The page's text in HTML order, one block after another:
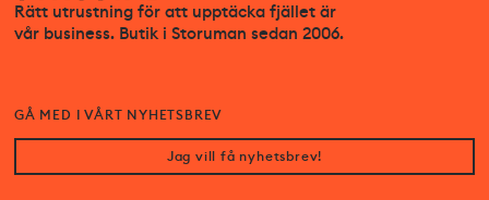
Rätt utrustning för att upptäcka fjället är
vår business. Butik i Storuman sedan 2006.
GÅ MED I VÅRT NYHETSBREV
Jag vill få nyhetsbrev!